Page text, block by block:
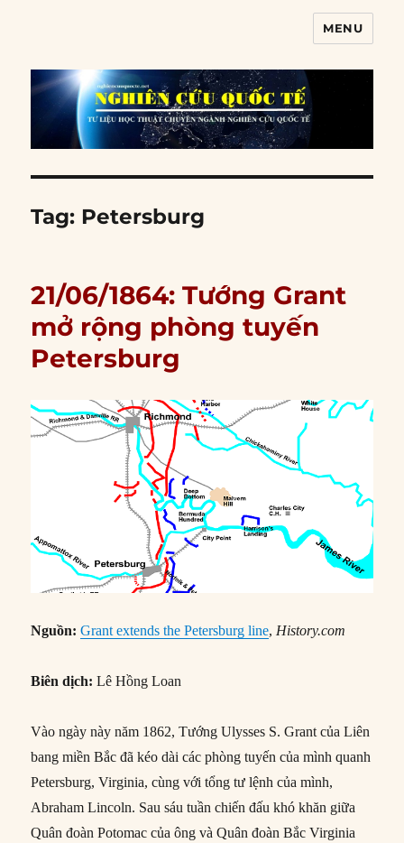
MENU
Tag: Petersburg
21/06/1864: Tướng Grant
mở rộng phòng tuyến
Petersburg
Nguồn: Grant extends the Petersburg line,History.com
Biên dịch: Lê Hồng Loan
Vào ngày này năm 1862, Tướng Ulysses S. Grant của Liên
bang miền Bắc đã kéo dài các phòng tuyến của mình quanh
Petersburg, Virginia, cùng với tổng tư lệnh của mình,
Abraham Lincoln. Sau sáu tuần chiến đấu khó khăn giữa
Quân đoàn Potomac của ông và Quân đoàn Bắc Virginia